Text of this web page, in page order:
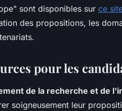
sont disponibles sur ce
des propositions, les
pour les
de la recherche et de
soigneusement leur